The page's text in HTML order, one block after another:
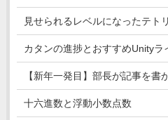
見せられるレベルになったテト
カタンの進捗とおすすめUnityラ
【新年一発目】部長が記事を書
十六進数と浮動小数点数